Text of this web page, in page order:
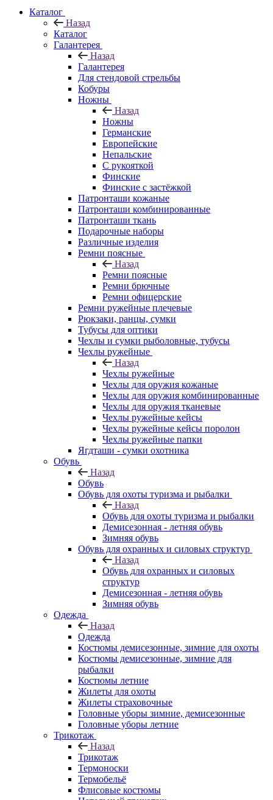
Каталог
Назад
Каталог
Галантерея
Назад
Галантерея
Для стендовой стрельбы
Кобуры
Ножны
Назад
Ножны
Германские
Европейские
Непальские
С рукояткой
Финские
Финские с застёжкой
Патронташи кожаные
Патронташи комбинированные
Патронташи ткань
Подарочные наборы
Различные изделия
Ремни поясные
Назад
Ремни поясные
Ремни брючные
Ремни офицерские
Ремни ружейные плечевые
Рюкзаки, ранцы, сумки
Тубусы для оптики
Чехлы и сумки рыболовные, тубусы
Чехлы ружейные
Назад
Чехлы ружейные
Чехлы для оружия кожаные
Чехлы для оружия комбинированные
Чехлы для оружия тканевые
Чехлы ружейные кейсы
Чехлы ружейные кейсы поролон
Чехлы ружейные папки
Ягдташи - сумки охотника
Обувь
Назад
Обувь
Обувь для охоты туризма и рыбалки
Назад
Обувь для охоты туризма и рыбалки
Демисезонная - летняя обувь
Зимняя обувь
Обувь для охранных и силовых структур
Назад
Обувь для охранных и силовых
структур
Демисезонная - летняя обувь
Зимняя обувь
Одежда
Назад
Одежда
Костюмы демисезонные, зимние для охоты
Костюмы демисезонные, зимние для
рыбалки
Костюмы летние
Жилеты для охоты
Жилеты страховочные
Головные уборы зимние, демисезонные
Головные уборы летние
Трикотаж
Назад
Трикотаж
Термоноски
Термобельё
Флисовые костюмы